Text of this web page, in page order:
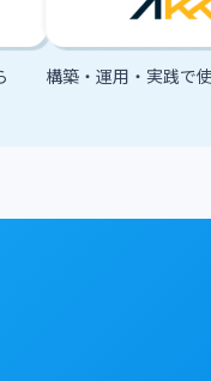
構築・運用・実践で